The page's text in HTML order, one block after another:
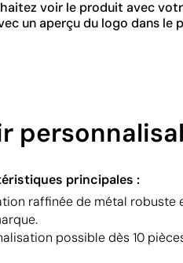
voir le produit avec
un aperçu du logo dans le
principales :
raffinée de métal robuste
possible dès 10